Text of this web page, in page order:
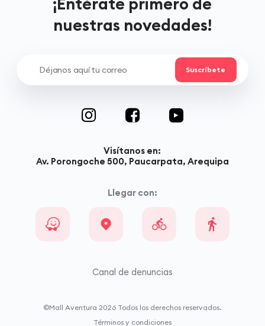
nuestras novedades!
Visítanos en:
Av. Porongoche 500, Paucarpata, Arequipa
Llegar con:
Canal de denuncias
©Mall Aventura 2026 Todos los derechos reservados.
Términos y condiciones